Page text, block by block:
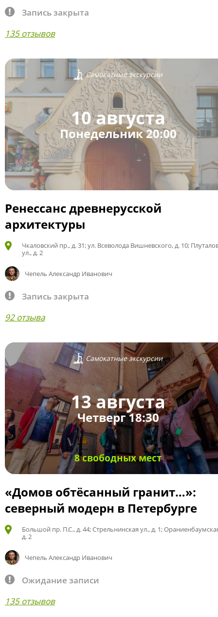
Запись закрыта
135 отзывов
Самокатные экскурсии
10 августа
Понедельник 20:00
Ренессанс древнерусской
архитектуры
Чкаловский пр., д. 31; ул. Всеволода Вишневского, д. 10;
ул., д. 2
Чепель Александр Иванович
Запись закрыта
92 отзыва
Самокатные экскурсии
13 августа
Четверг 18:30
8 свободных мест
«Домов обтёсанный гранит…»:
северный модерн в Петербурге
Большой пр. П.С., д. 44; Стрельнинская ул., д. 1;
д. 2
Чепель Александр Иванович
Ожидание записи
135 отзывов